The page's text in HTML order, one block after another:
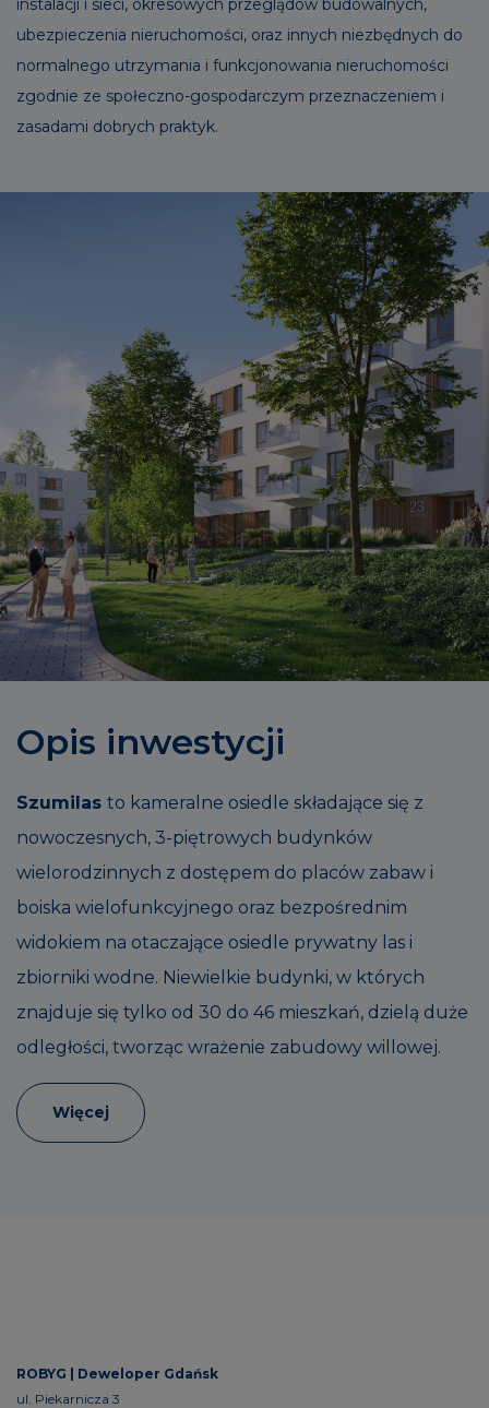
ubezpieczenia nieruchomości, oraz innych niezbędnych do
normalnego utrzymania i funkcjonowania nieruchomości
zgodnie ze społeczno-gospodarczym przeznaczeniem i
zasadami dobrych praktyk.
Opis inwestycji
Szumilas to kameralne osiedle składające się z
nowoczesnych, 3-piętrowych budynków
wielorodzinnych z dostępem do placów zabaw i
boiska wielofunkcyjnego oraz bezpośrednim
widokiem na otaczające osiedle prywatny las i
zbiorniki wodne. Niewielkie budynki, w których
znajduje się tylko od 30 do 46 mieszkań, dzielą duże
odległości, tworząc wrażenie zabudowy willowej.
Więcej
ROBYG | Deweloper Gdańsk
ul. Piekarnicza 3